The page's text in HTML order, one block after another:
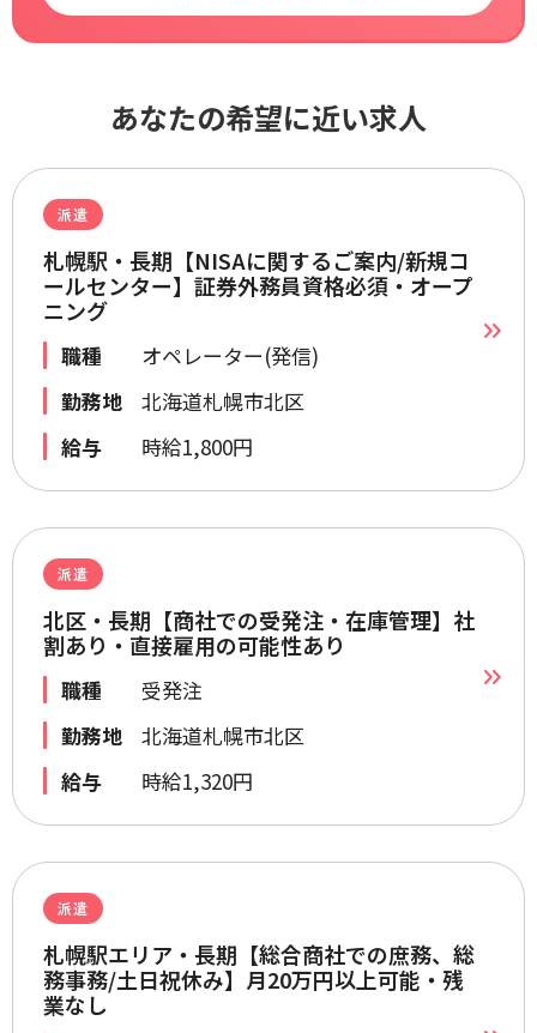
あなたの希望に近い求人
派遣
札幌駅・長期【NISAに関するご案内/新規コ
ールセンター】証券外務員資格必須・オープ
ニング
職種
オペレーター(発信)
勤務地
北海道札幌市北区
給与
時給1,800円
派遣
北区・長期【商社での受発注・在庫管理】社
割あり・直接雇用の可能性あり
職種
受発注
勤務地
北海道札幌市北区
給与
時給1,320円
派遣
札幌駅エリア・長期【総合商社での庶務、総
務事務/土日祝休み】月20万円以上可能・残
業なし